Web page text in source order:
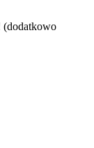
(dodatkowo